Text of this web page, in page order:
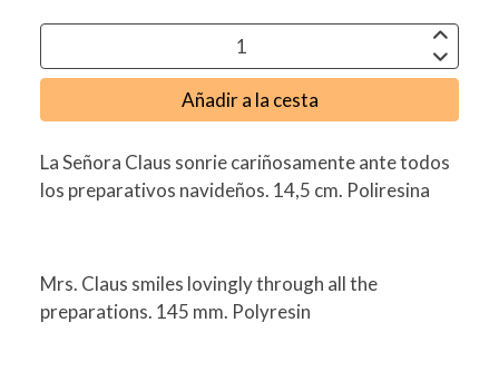
Añadir a la cesta
La Señora Claus sonrie cariñosamente ante todos
los preparativos navideños. 14,5 cm. Poliresina
Mrs. Claus smiles lovingly through all the
preparations. 145 mm. Polyresin